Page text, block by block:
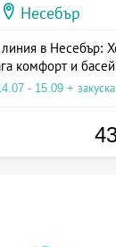
Несебър
в Несебър:
комфорт и
- 15.09 + закуска